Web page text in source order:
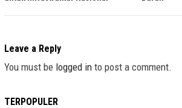
Leave a Reply
You must be logged in to post a comment.
TERPOPULER